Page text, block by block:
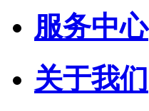
服务中心
关于我们